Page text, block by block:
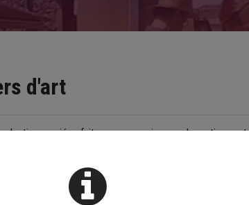
d'art
variées faites avec passion par des artisans
cadeaux !